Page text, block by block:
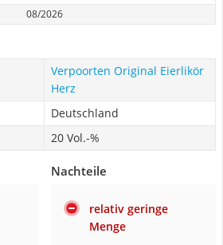
08/2026
Verpoorten Original Eierlikör
Herz
Deutschland
20 Vol.-%
Nachteile
relativ geringe
Menge